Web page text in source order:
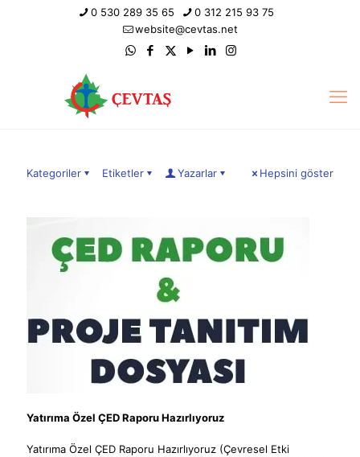
0 530 289 35 65
0 312 215 93 75
website@cevtas.net
Kategoriler Etiketler Yazarlar Hepsini göster
Yatırıma Özel ÇED Raporu Hazırlıyoruz
Yatırıma Özel ÇED Raporu Hazırlıyoruz (Çevresel Etki